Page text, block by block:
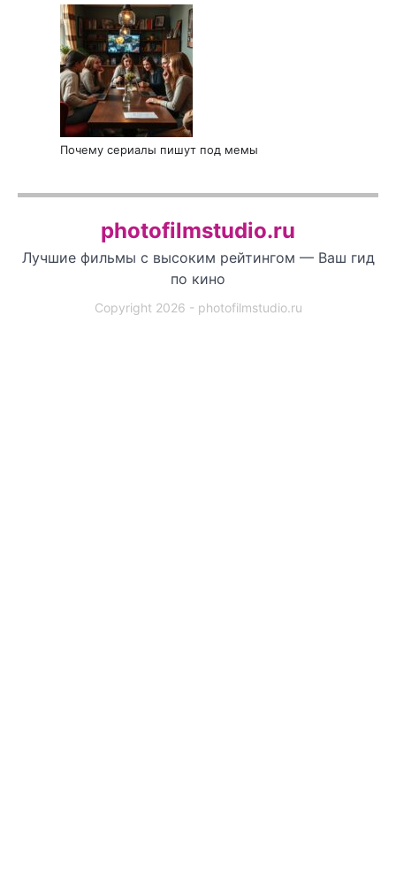
Почему сериалы пишут под мемы
photofilmstudio.ru
Лучшие фильмы с высоким рейтингом — Ваш гид
по кино
Copyright 2026 - photofilmstudio.ru